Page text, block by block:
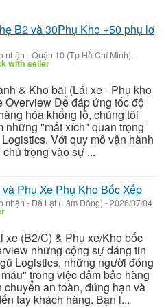
B2 và 30Phụ Kho +50 phụ lơ
nhận -Quận 10 (Tp Hồ Chí Minh) -
with seller
& Kho bãi (Lái xe - Phụ kho
Overview Để đáp ứng tốc độ
hóa khổng lồ, chúng tôi
những "mắt xích" quan trọng
Với quy mô vận hành
trọng vào sự ...
Phụ Xe Phụ Kho Bốc Xếp
nhận -Đà Lạt (Lâm Đồng) -2026/07/04
xe (B2/C) & Phụ xe/Kho bốc
những cộng sự đáng tin
Logistics, những người đóng
trong việc đảm bảo hàng
chuyển an toàn, đúng hạn và
tay khách hàng. Bạn l...